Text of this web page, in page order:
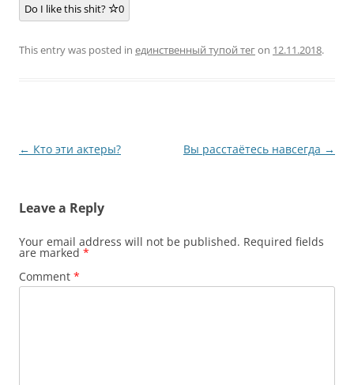
Do I like this shit? 0
This entry was posted in единственный тупой тегon 12.11.2018.
Post
← Кто эти актеры? Вы расстаётесь навсегда →
Leave a Reply
Your email address will not be published. Required fields
are marked *
Comment *